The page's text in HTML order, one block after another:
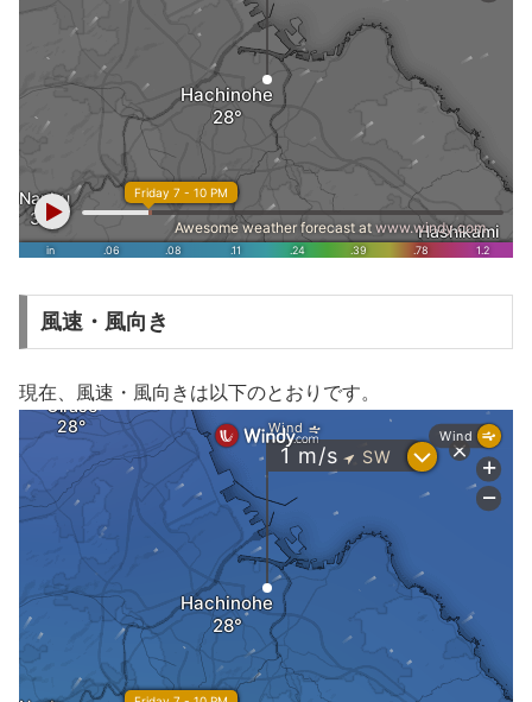
風速・風向き
現在、風速・風向きは以下のとおりです。